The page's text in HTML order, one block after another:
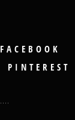
FACEBOOK
PINTEREST